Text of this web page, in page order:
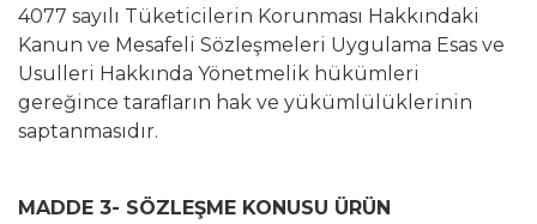
4077 sayılı Tüketicilerin Korunması Hakkındaki
Kanun ve Mesafeli Sözleşmeleri Uygulama Esas ve
Usulleri Hakkında Yönetmelik hükümleri
gereğince tarafların hak ve yükümlülüklerinin
saptanmasıdır.
MADDE 3- SÖZLEŞME KONUSU ÜRÜN